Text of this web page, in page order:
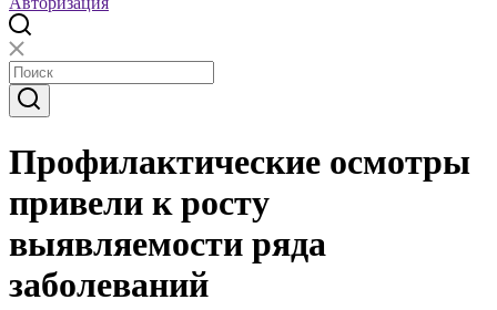
Профилактические осмотры
привели к росту
выявляемости ряда
заболеваний